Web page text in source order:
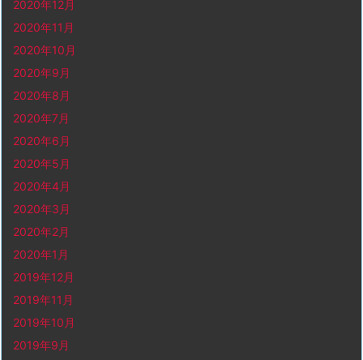
2020年12月
2020年11月
2020年10月
2020年9月
2020年8月
2020年7月
2020年6月
2020年5月
2020年4月
2020年3月
2020年2月
2020年1月
2019年12月
2019年11月
2019年10月
2019年9月